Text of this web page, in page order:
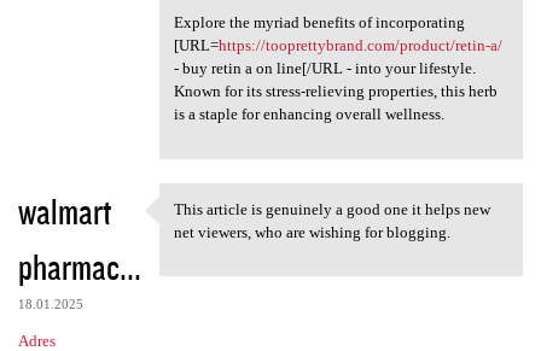
Explore the myriad benefits of incorporating
[URL=https://tooprettybrand.com/product/retin-a/
- buy retin a on line[/URL - into your lifestyle.
Known for its stress-relieving properties, this herb
is a staple for enhancing overall wellness.
walmart
pharmac...
18.01.2025
Adres
This article is genuinely a
This article is genuinely a good one it helps new
net viewers, who are wishing for blogging.